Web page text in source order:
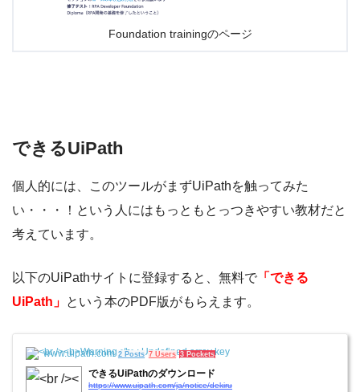
Foundation trainingのページ
できるUiPath
個人的には、このツールがまずUiPathを触ってみた
い・・・！という人にはもっともとっつきやすい教材だと
考えています。
以下のUiPathサイトに登録すると、無料で 「できる
UiPath」 という本のPDF版がもらえます。
www.uipath.com 2 Posts 7 Users 3 Pockets
できるUiPathのダウンロード
https://www.uipath.com/ja/notice/dekiru